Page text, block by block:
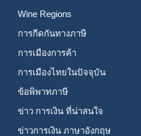
Wine Regions
การกีดกันทางภาษี
การเมืองการค้า
การเมืองไทยในปัจจุบัน
ข้อพิพาทภาษี
ข่าว การเงิน ที่น่าสนใจ
ข่าวการเงิน ภาษาอังกฤษ